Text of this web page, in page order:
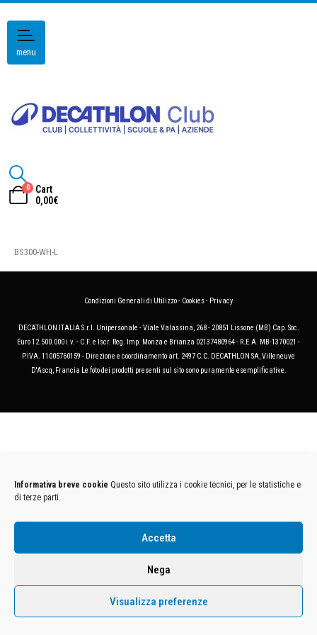
Informativa breve cookie Questo sito utilizza i cookie tecnici, per le statistiche e
di terze parti.
Accetta
Nega
Visualizza preferenze
menu
0
Cart
0,00€
BS300-WH-L
Condizioni Generali di Utilizzo- Cookies- Privacy
DECATHLON ITALIA S.r.l. Unipersonale - Viale Valassina, 268 - 20851 Lissone (MB) Cap. Soc.
Euro 12.500.000 i.v. - C.F. e Iscr. Reg. Imp. Monza e Brianza 02137480964 - R.E.A. MB-1370021 -
P.IVA. 11005760159 - Direzione e coordinamento art. 2497 C.C. DECATHLON SA, Villeneuve
D'Ascq, Francia Le foto dei prodotti presenti sul sito sono puramente esemplificative.